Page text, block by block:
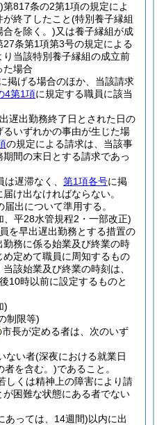
第817条の2第1項の規定によ
終了したこと(特別養子縁組
合を除く。)又は養子縁組が成
条第1項第3号の規定による
当該特別養子縁組の成立前
た場合
掲げる場合のほか、当該請求
4第1項に規定する職員に該当
遅出勤務終了日とされた日の
るいずれかの事由が生じた場
の規定による請求は、当該事
間の末日とする請求であっ
遅滞なく、 第1項各号に掲
け出なければならない。
届出について準用する。
平28水管規程2・一部改正)
を早出遅出勤務とする措置の
務に係る始業及び終業の時
定めて職員に周知するもの
該始業及び終業の時刻は、
10時以前に設定するものと
)
制限等)
市長が定める者は、次のいず
ない者(深夜における就業日
者を含む。)であること。
しくは精神上の障害により請
困難な状態にある者でない
あっては、14週間)以内に出